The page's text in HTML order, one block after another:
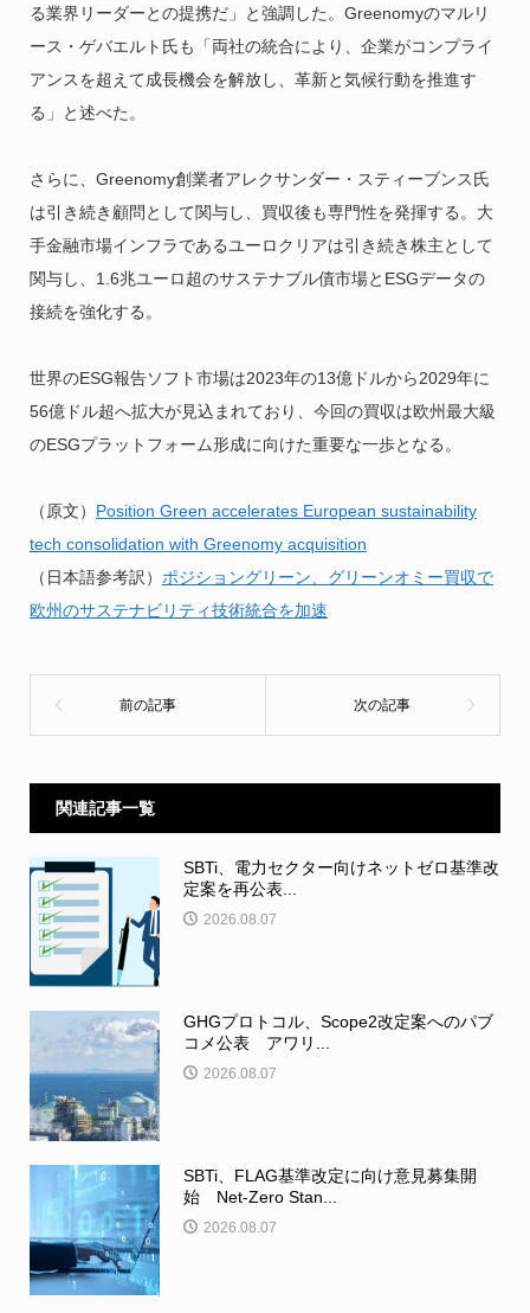
る業界リーダーとの提携だ」と強調した。Greenomyのマルリ
ース・ゲバエルト氏も「両社の統合により、企業がコンプライ
アンスを超えて成長機会を解放し、革新と気候行動を推進す
る」と述べた。
さらに、Greenomy創業者アレクサンダー・スティーブンス氏
は引き続き顧問として関与し、買収後も専門性を発揮する。大
手金融市場インフラであるユーロクリアは引き続き株主として
関与し、1.6兆ユーロ超のサステナブル債市場とESGデータの
接続を強化する。
世界のESG報告ソフト市場は2023年の13億ドルから2029年に
56億ドル超へ拡大が見込まれており、今回の買収は欧州最大級
のESGプラットフォーム形成に向けた重要な一歩となる。
（原文） Position Green accelerates European sustainability
tech consolidation with Greenomy acquisition
（日本語参考訳） ポジショングリーン、グリーンオミー買収で
欧州のサステナビリティ技術統合を加速
関連記事一覧
SBTi、電力セクター向けネットゼロ基準改
定案を再公表...
2026.08.07
GHGプロトコル、Scope2改定案へのパブ
コメ公表 アワリ...
2026.08.07
SBTi、FLAG基準改定に向け意見募集開
始 Net-Zero Stan...
2026.08.07